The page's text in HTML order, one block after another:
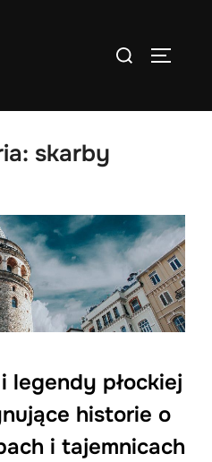
Search
skarby
legendy płockiej
historie o
i tajemnicach